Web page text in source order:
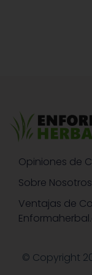
Opiniones de
Sobre
Ventajas de
© Copyright